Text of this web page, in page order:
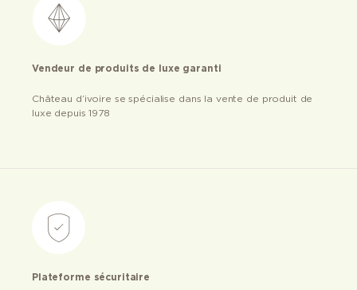
Vendeur de produits de luxe garanti
Château d’ivoire se spécialise dans la vente de produit de
luxe depuis 1978
Plateforme sécuritaire